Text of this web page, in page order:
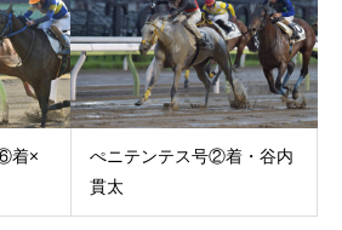
着×
ぺニテンテス号②着・谷内
貫太